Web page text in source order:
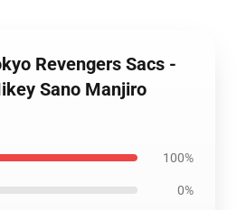
Revengers Sacs -
Sano Manjiro
100%
0%